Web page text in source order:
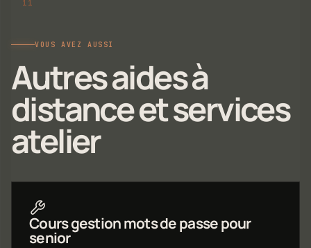
VOUS AVEZ AUSSI
Autres aides à
distance et services
atelier
Cours gestion mots de passe pour
senior